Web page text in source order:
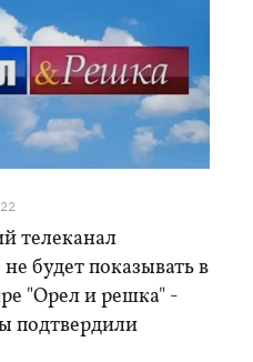
телеканал
будет показывать в
"Орел и решка" -
подтвердили